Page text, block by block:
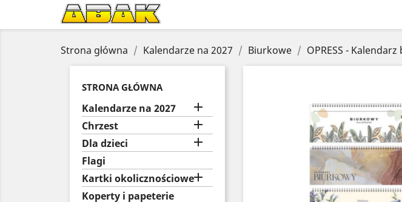
Strona główna Kalendarze na 2027 Biurkowe OPRESS -
STRONA GŁÓWNA
Kalendarze na 2027 
Chrzest 
Dla dzieci 
Flagi
Kartki okolicznościowe
Koperty i papeterie